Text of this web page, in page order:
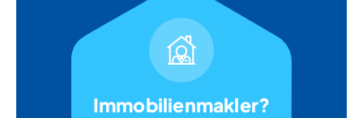
Immobilienmakler?